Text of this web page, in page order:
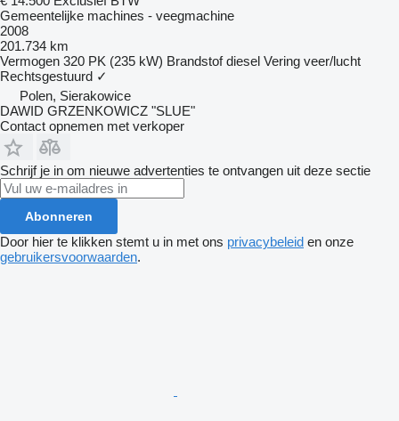
Gemeentelijke machines - veegmachine
2008
201.734 km
Vermogen 320 PK (235 kW) Brandstof diesel Vering veer/lucht
Rechtsgestuurd ✓
Polen, Sierakowice
DAWID GRZENKOWICZ "SLUE"
Contact opnemen met verkoper
Schrijf je in om nieuwe advertenties te ontvangen uit deze sectie
Abonneren
Door hier te klikken stemt u in met ons privacybeleid en onze
gebruikersvoorwaarden.